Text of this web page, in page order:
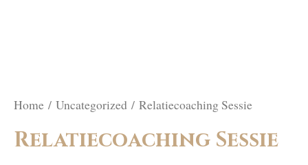
Home / Uncategorized / Relatiecoaching Sessie
Relatiecoaching Sessie